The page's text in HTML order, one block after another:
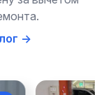
→